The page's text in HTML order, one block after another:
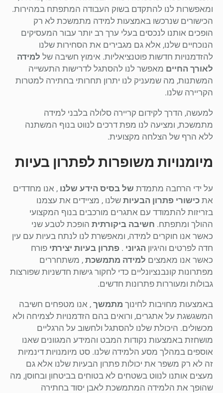
ומאפשרות לנו להתקדם בשוק העבודה המתפתח במהירות.
הכישורים שנרכשו באמצעות למידה מתמשכת לא רק
הופכים אותנו לנכסים בעלי ערך רב יותר עבור המעסיקים
הנוכחיים שלנו, אלא גם מגבירים את הסחירות שלנו
להזדמנויות חדשות פוטנציאליות. אימוץ חשיבה של למידה
לאורך החיים מאפשר לנו להסתגל לדרישות התעשייה
המשתנות, מה שמעניק לנו יתרון תחרותי בחתירה למטרות
הקריירה שלנו.
למעשה, הדרך לקידום קריירה סלולה בלבני למידה
מתמשכת, ומציעה לנו מפת דרכים לנווט בנוף המשתנה
ללא הרף של הצלחה מקצועית.
מיומנויות משופרות לפתרון בעיות
על ידי הרחבה מתמדת של בסיס הידע שלנו , אנו מחדדים
את כישורי פתרון הבעיות שלנו , מציידים את עצמנו
בזריזות להתמודד עם אתגרים מורכבים בנוף המקצועי
ההולך ומתפתח. חשיבה ביקורתית הופכת לטבע שני
כאשר אנו חוקרים למידה, ומאפשרת לנו לנתח בעיות עם עין
חדה לפרטים והיגיון הגיוני . פתרון בעיות יצירתי פורח
כאשר אנו מאמצים למידה מתמשכת , משתחררים
מפתרונות קונבנציונליים כדי לחקור גישות חדשניות שפורצות
גבולות ומעוררות פתרונות חדשים.
באמצעות מחויבות לחינוך מתמשך , אנו מטפחים חשיבה
המשגשגת על אתגרים, ורואים בהם הזדמנויות לצמיחה ולא
מכשולים. היכולת שלנו להסתגל ולחשוב על הרגליים
מושחזת באמצעות נקודות המבט והמידע המגוונים שאנו
אוספים במהלך מסע הלמידה שלנו. סט מיומנויות דינמיות
זה לא רק משפר את יכולות פתרון הבעיות שלנו אלא גם
מעצים אותנו לנווט בשטחים לא בטוחים בביטחון ובחוסן, מה
שהופך את הלמידה המתמשכת לאבן יסוד בחתירה